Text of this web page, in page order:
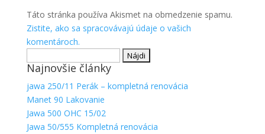
Táto stránka používa Akismet na obmedzenie spamu.
Zistite, ako sa spracovávajú údaje o vašich
komentároch.
Najnovšie články
jawa 250/11 Perák – kompletná renovácia
Manet 90 Lakovanie
Jawa 500 OHC 15/02
Jawa 50/555 Kompletná renovácia
štruktúru
webovej
stránky na
spôsobu
používania
webovej
stránky.